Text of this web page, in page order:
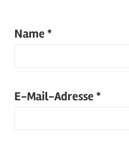
Name *
E-Mail-Adresse *